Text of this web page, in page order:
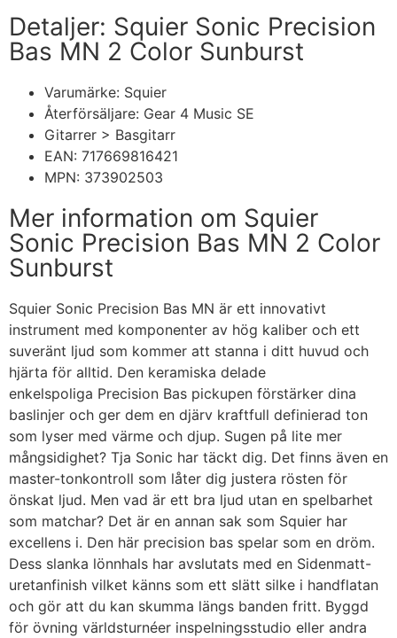
Detaljer: Squier Sonic Precision
Bas MN 2 Color Sunburst
Varumärke: Squier
Återförsäljare: Gear 4 Music SE
Gitarrer > Basgitarr
EAN: 717669816421
MPN: 373902503
Mer information om Squier
Sonic Precision Bas MN 2 Color
Sunburst
Squier Sonic Precision Bas MN är ett innovativt
instrument med komponenter av hög kaliber och ett
suveränt ljud som kommer att stanna i ditt huvud och
hjärta för alltid. Den keramiska delade
enkelspoliga Precision Bas pickupen förstärker dina
baslinjer och ger dem en djärv kraftfull definierad ton
som lyser med värme och djup. Sugen på lite mer
mångsidighet? Tja Sonic har täckt dig. Det finns även en
master-tonkontroll som låter dig justera rösten för
önskat ljud. Men vad är ett bra ljud utan en spelbarhet
som matchar? Det är en annan sak som Squier har
excellens i. Den här precision bas spelar som en dröm.
Dess slanka lönnhals har avslutats med en Sidenmatt-
uretanfinish vilket känns som ett slätt silke i handflatan
och gör att du kan skumma längs banden fritt. Byggd
för övning världsturnéer inspelningsstudio eller andra